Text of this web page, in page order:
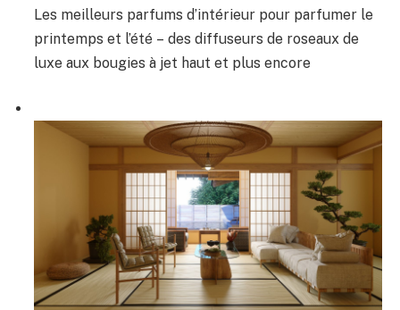
Les meilleurs parfums d’intérieur pour parfumer le
printemps et l’été – des diffuseurs de roseaux de
luxe aux bougies à jet haut et plus encore